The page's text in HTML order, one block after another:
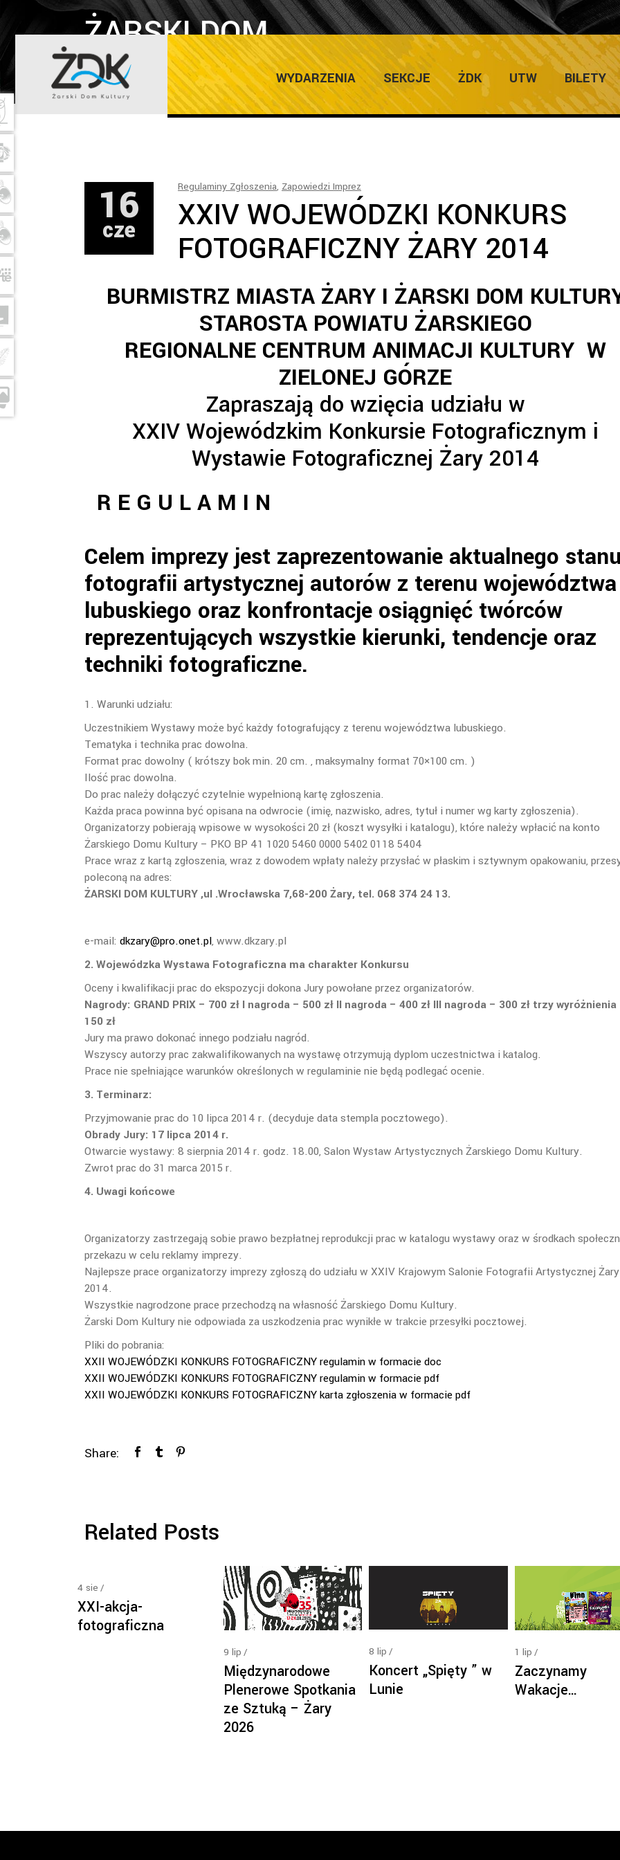
WYDARZENIA SEKCJE ŻDK UTW BILETY
ŻARSKI DOM
KULTURY
Home Regulaminy Zgłoszenia/XXIV
16
cze
Regulaminy Zgłoszenia, Zapowiedzi Imprez
XXIV WOJEWÓDZKI KONKURS
FOTOGRAFICZNY ŻARY 2014
BURMISTRZ MIASTA ŻARY I ŻARSKI DOM
STAROSTA POWIATU ŻARSKIEGO
REGIONALNE CENTRUM ANIMACJI KULTURY W
ZIELONEJ GÓRZE
Zapraszają do wzięcia udziału w
XXIV Wojewódzkim Konkursie Fotograficznym i
Wystawie Fotograficznej Żary 2014
R E G U L A M I N
Celem imprezy jest zaprezentowanie aktualnego
fotografii artystycznej autorów z terenu województwa
lubuskiego oraz konfrontacje osiągnięć twórców
reprezentujących wszystkie kierunki, tendencje oraz
techniki fotograficzne.
1. Warunki udziału:
Uczestnikiem Wystawy może być każdy fotografujący z terenu województwa lubuskiego.
Tematyka i technika prac dowolna.
Format prac dowolny ( krótszy bok min. 20 cm. , maksymalny format 70×100 cm. )
Ilość prac dowolna.
Do prac należy dołączyć czytelnie wypełnioną kartę zgłoszenia.
Każda praca powinna być opisana na odwrocie (imię, nazwisko, adres, tytuł i numer wg karty zgłoszenia).
Organizatorzy pobierają wpisowe w wysokości 20 zł (koszt wysyłki i katalogu), które należy wpłacić na konto
Żarskiego Domu Kultury – PKO BP 41 1020 5460 0000 5402 0118 5404
Prace wraz z kartą zgłoszenia, wraz z dowodem wpłaty należy przysłać w płaskim i sztywnym opakowaniu,
poleconą na adres:
ŻARSKI DOM KULTURY ,ul .Wrocławska 7,68-200 Żary, tel. 068 374 24 13.
e-mail: dkzary@pro.onet.pl, www.dkzary.pl
2.Wojewódzka Wystawa Fotograficzna ma charakter Konkursu
Oceny i kwalifikacji prac do ekspozycji dokona Jury powołane przez organizatorów.
Nagrody: GRAND PRIX – 700 zł I nagroda – 500 zł II nagroda – 400 zł III nagroda – 300 zł trzy
150 zł
Jury ma prawo dokonać innego podziału nagród.
Wszyscy autorzy prac zakwalifikowanych na wystawę otrzymują dyplom uczestnictwa i katalog.
Prace nie spełniające warunków określonych w regulaminie nie będą podlegać ocenie.
3. Terminarz:
Przyjmowanie prac do 10 lipca 2014 r. (decyduje data stempla pocztowego).
Obrady Jury: 17 lipca 2014 r.
Otwarcie wystawy: 8 sierpnia 2014 r. godz. 18.00, Salon Wystaw Artystycznych Żarskiego Domu Kultury.
Zwrot prac do 31 marca 2015 r.
4. Uwagi końcowe
Organizatorzy zastrzegają sobie prawo bezpłatnej reprodukcji prac w katalogu wystawy oraz w środkach
przekazu w celu reklamy imprezy.
Najlepsze prace organizatorzy imprezy zgłoszą do udziału w XXIV Krajowym Salonie Fotografii Artystycznej Żary
2014.
Wszystkie nagrodzone prace przechodzą na własność Żarskiego Domu Kultury.
Żarski Dom Kultury nie odpowiada za uszkodzenia prac wynikłe w trakcie przesyłki pocztowej.
Pliki do pobrania:
XXII WOJEWÓDZKI KONKURS FOTOGRAFICZNY regulamin w formacie doc
XXII WOJEWÓDZKI KONKURS FOTOGRAFICZNY regulamin w formacie pdf
XXII WOJEWÓDZKI KONKURS FOTOGRAFICZNY karta zgłoszenia w formacie pdf
Share:
Related Posts
4 sie
XXI-akcja-
fotograficzna
9 lip
Międzynarodowe
Plenerowe Spotkania
ze Sztuką – Żary
2026
8 lip
Koncert „Spięty ” w
Lunie
1 lip
Zaczynamy
Wakacje…